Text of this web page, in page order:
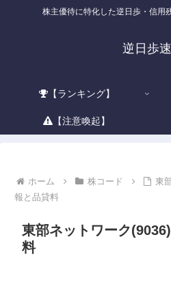
株主優待に特化した逆日歩・信用
逆日歩
【ランキング】
【注意喚起】
ホーム 株コード
東
報と品貸料
東部ネットワーク
料